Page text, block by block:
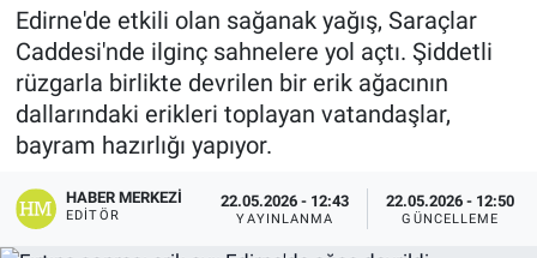
Edirne'de etkili olan sağanak yağış, Saraçlar
Caddesi'nde ilginç sahnelere yol açtı. Şiddetli
rüzgarla birlikte devrilen bir erik ağacının
dallarındaki erikleri toplayan vatandaşlar,
bayram hazırlığı yapıyor.
HABER MERKEZI
EDITÖR
22.05.2026 - 12:43
YAYINLANMA
22.05.2026 - 12:50
GÜNCELLEME